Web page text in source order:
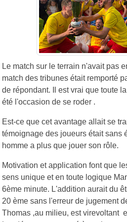
Le match sur le terrain n'avait pas
match des tribunes était remporté
de répondant. Il est vrai que toute
été l'occasion de se roder .
Est-ce que cet avantage allait se
témoignage des joueurs était sans
homme a plus que jouer son rôle.
Motivation et application font que
sens unique et en toute logique
6ème minute. L'addition aurait du
20 ème sans l'erreur de jugement
Thomas ,au milieu, est virevoltant